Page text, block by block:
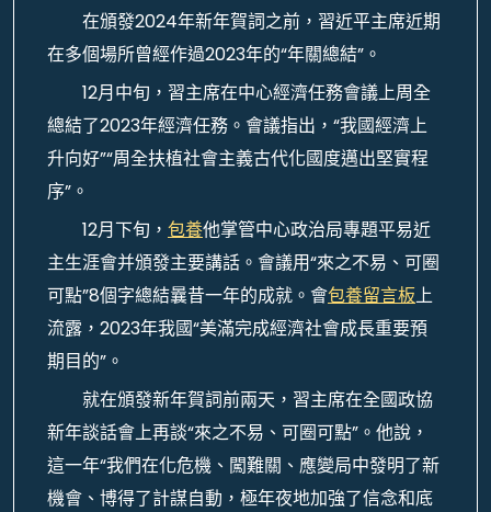
在頒發2024年新年賀詞之前，習近平主席近期
在多個場所曾經作過2023年的“年關總結”。
12月中旬，習主席在中心經濟任務會議上周全
總結了2023年經濟任務。會議指出，“我國經濟上
升向好”“周全扶植社會主義古代化國度邁出堅實程
序”。
12月下旬， 包養他掌管中心政治局專題平易近
主生涯會并頒發主要講話。會議用“來之不易、可圈
可點”8個字總結曩昔一年的成就。會包養留言板上
流露，2023年我國“美滿完成經濟社會成長重要預
期目的”。
就在頒發新年賀詞前兩天，習主席在全國政協
新年談話會上再談“來之不易、可圈可點”。他說，
這一年“我們在化危機、闖難關、應變局中發明了新
機會、博得了計謀自動，極年夜地加強了信念和底